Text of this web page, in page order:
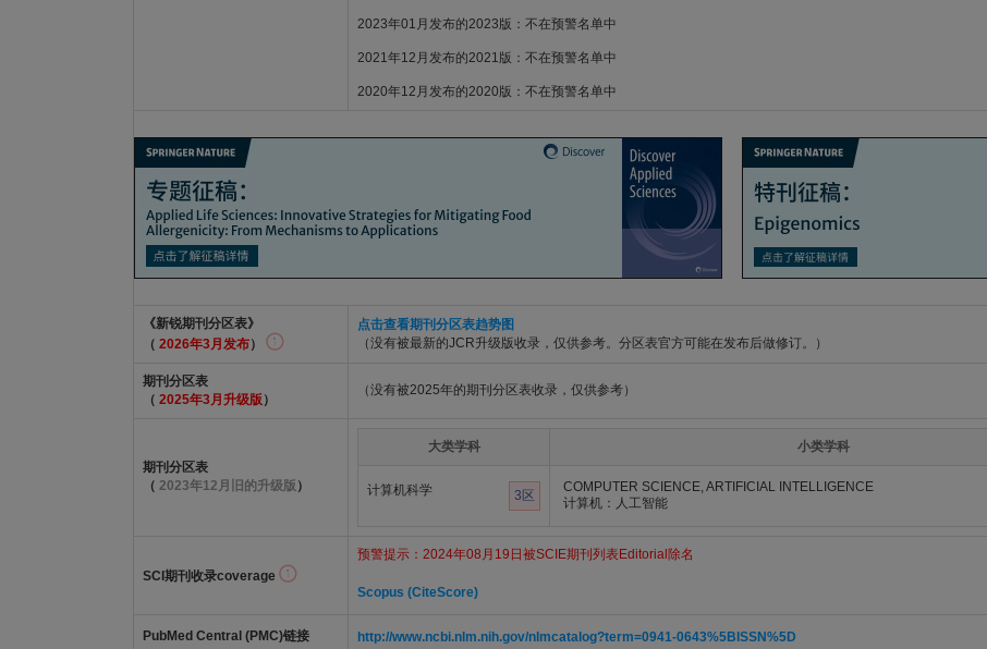
2023年01月发布的2023版：不在预警名单中
2021年12月发布的2021版：不在预警名单中
2020年12月发布的2020版：不在预警名单中
《新锐期刊分区表》
（ 2026年3月发布）
点击查看期刊分区表趋势图
（没有被最新的JCR升级版收录，仅供参考。分区表官方可能在发布后做修订。）
期刊分区表
（ 2025年3月升级版 ）
（没有被2025年的期刊分区表收录，仅供参考）
期刊分区表
（ 2023年12月旧的升级版 ）
大类学科 小类学科
计算机科学 3区
COMPUTER SCIENCE, ARTIFICIAL INTELLIGENCE
计算机：人工智能
SCI期刊收录coverage
预警提示：2024年08月19日被SCIE期刊列表Editorial除名
Scopus (CiteScore)
PubMed Central (PMC)链接 http://www.ncbi.nlm.nih.gov/nlmcatalog?term=0941-0643%5BISSN%5D